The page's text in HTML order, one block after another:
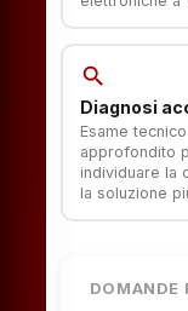
search
Diagnosi
Esame tecnico
approfondito
individuare la
la soluzione
DOMANDE